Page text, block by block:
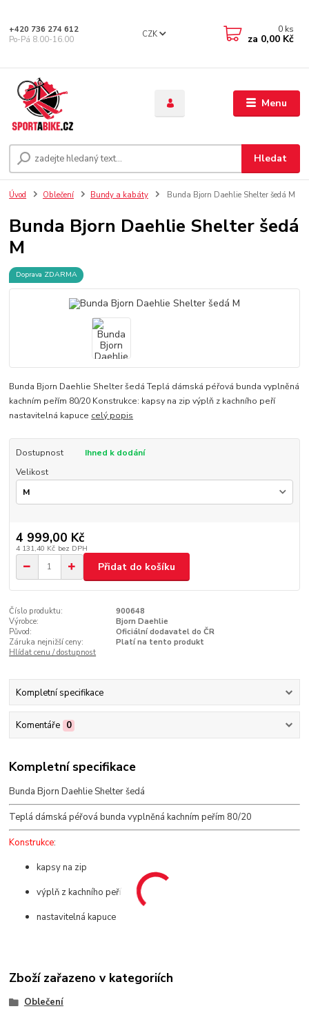
Menu
CZK
Hledat
+420 736 274 612
Po-Pá 8.00-16.00
0 ks
za 0,00 Kč
Úvod Oblečení Bundy a kabáty Bunda Bjorn Daehlie Shelter šedá M
Bunda Bjorn Daehlie Shelter šedá
M
Doprava ZDARMA
Bunda Bjorn Daehlie Shelter šedá Teplá dámská péřová bunda vyplněná
kachním peřím 80/20 Konstrukce: kapsy na zip výplň z kachního peří
nastavitelná kapuce celý popis
Dostupnost
Ihned k dodání
Velikost
4 999,00 Kč
4 131,40 Kč bez DPH
Přidat do košíku
Číslo produktu:
900648
Výrobce:
Bjorn Daehlie
Původ:
Oficiální dodavatel do ČR
Záruka nejnižší ceny:
Platí na tento produkt
Hlídat cenu / dostupnost
Kompletní specifikace
Komentáře 0
Kompletní specifikace
Bunda Bjorn Daehlie Shelter šedá
Teplá dámská péřová bunda vyplněná kachním peřím 80/20
Konstrukce:
kapsy na zip
výplň z kachního peří
nastavitelná kapuce
Zboží zařazeno v kategoriích
Oblečení